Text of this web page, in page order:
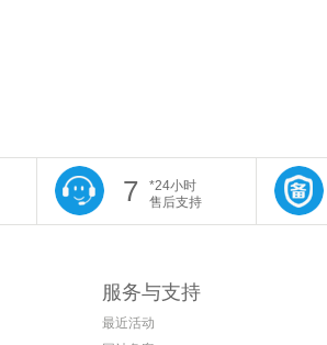
7
*24小时
售后支持
服务与支持
最近活动